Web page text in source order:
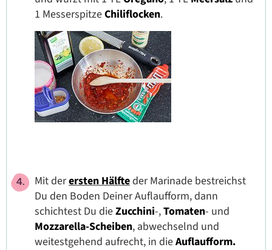
1 MesserspitzeChiliflocken.
Mit derersten Hälfteder Marinade bestreichst
Du den Boden Deiner Auflaufform, dann
schichtest Du dieZucchini-,Tomaten- und
Mozzarella-Scheiben, abwechselnd und
weitestgehend aufrecht, in dieAuflaufform.